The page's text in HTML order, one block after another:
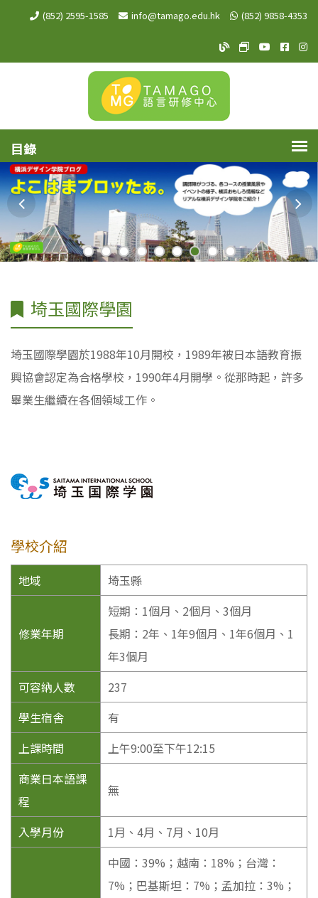
(852) 2595-1585 info@tamago.edu.hk (852) 9858-4353
TAMAGO Blog
TAMAGO MeWe
TAMAGO
埼玉國際學園
埼玉國際學園於1988年10月開校，1989年被日本語教育振
興協會認定為合格學校，1990年4月開學。從那時起，許多
畢業生繼續在各個領域工作。
學校介紹
地域 埼玉縣
修業年期
短期：1個月、2個月、3個月
長期：2年、1年9個月、1年6個月、1
年3個月
可容納人數
237
學生宿舎
有
上課時間
上午9:00至下午12:15
商業日本語課
程
無
入學月份 1月、4月、7月、10月
中國：39%；越南：18%；台灣：
7%；巴基斯坦：7%；孟加拉：3%；